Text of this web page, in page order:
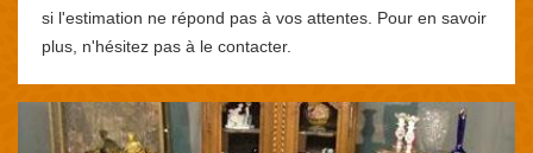
si l'estimation ne répond pas à vos attentes. Pour en savoir
plus, n'hésitez pas à le contacter.